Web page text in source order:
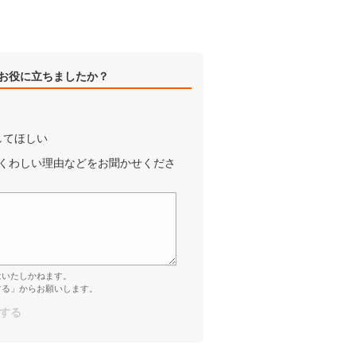
役に立ちましたか？
ほしい
わしい理由などをお聞かせくださ
たしかねます。
」からお願いします。